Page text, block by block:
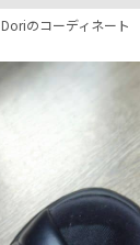
Doriのコーディネート